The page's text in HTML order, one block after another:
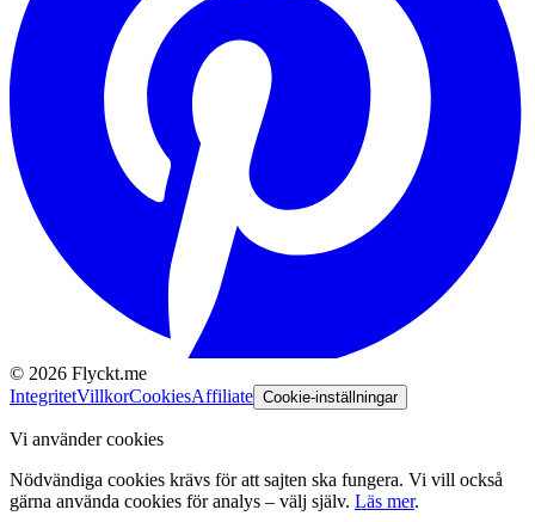
© 2026 Flyckt.me
IntegritetVillkorCookiesAffiliate Cookie-inställningar
Vi använder cookies
Nödvändiga cookies krävs för att sajten ska fungera. Vi vill också
gärna använda cookies för analys – välj själv. Läs mer.